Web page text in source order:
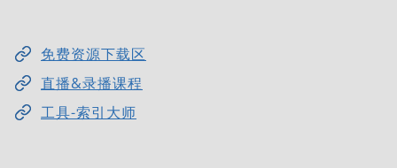
免费资源下载区
直播&录播课程
工具-索引大师